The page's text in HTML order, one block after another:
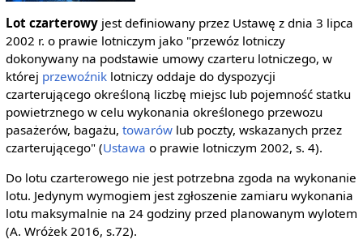
Lot czarterowyjest definiowany przez Ustawę z dnia 3 lipca
2002 r. o prawie lotniczym jako "przewóz lotniczy
dokonywany na podstawie umowy czarteru lotniczego, w
której przewoźniklotniczy oddaje do dyspozycji
czarterującego określoną liczbę miejsc lub pojemność statku
powietrznego w celu wykonania określonego przewozu
pasażerów, bagażu, towarówlub poczty, wskazanych przez
czarterującego" (Ustawa o prawie lotniczym 2002, s. 4).
Do lotu czarterowego nie jest potrzebna zgoda na wykonanie
lotu. Jedynym wymogiem jest zgłoszenie zamiaru wykonania
lotu maksymalnie na 24 godziny przed planowanym wylotem
(A. Wróżek 2016, s.72).